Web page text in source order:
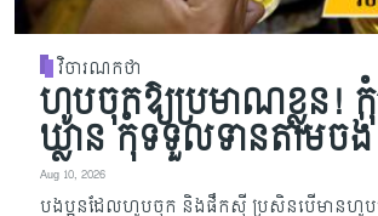
វិចារណកថា
ហូបចុកឱ្យប្រមាណខ្លួន!
ឃ្លាន កុំទទួលទានតាមចង់
Aug 10, 2026
បងប្អូនដែលហូបចុក និងផឹកស៊ី ប្រសិនបើមានហូ